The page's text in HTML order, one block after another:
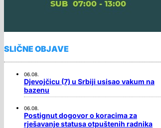
SLIČNE OBJAVE
06.08.
Djevojčicu (7) u Srbiji usisao vakum na
bazenu
06.08.
Postignut dogovor o koracima za
rješavanje statusa otpuštenih radnika